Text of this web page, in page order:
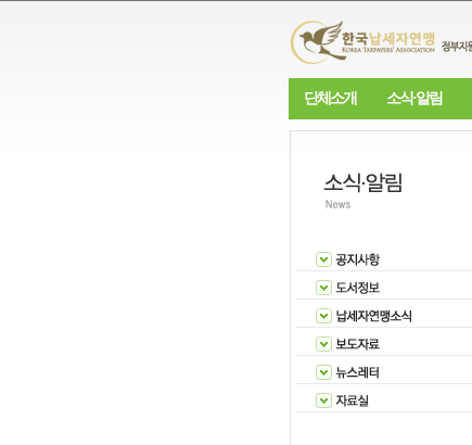
단체소개 소식·알림